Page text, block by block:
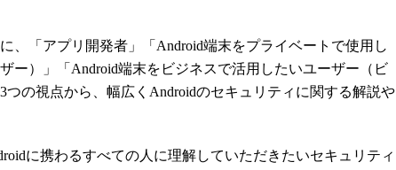
、「アプリ開発者」「Android端末をプライベートで使用し
ー）」「Android端末をビジネスで活用したいユーザー（ビ
つの視点から、幅広くAndroidのセキュリティに関する解説や
に携わるすべての人に理解していただきたいセキュリティ